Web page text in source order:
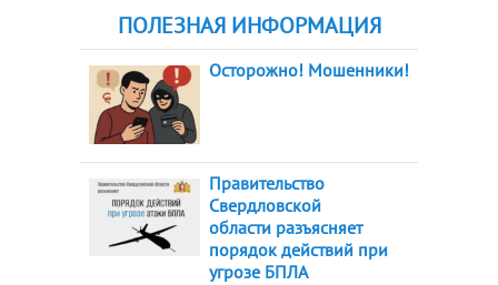
ПОЛЕЗНАЯ ИНФОРМАЦИЯ
Осторожно! Мошенники!
Правительство
Свердловской
области разъясняет
порядок действий при
угрозе БПЛА